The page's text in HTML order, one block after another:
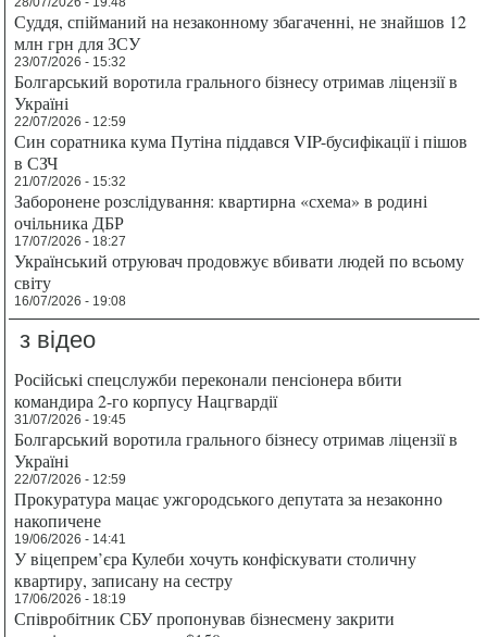
Суддя, спійманий на незаконному збагаченні, не знайшов 12
млн грн для ЗСУ
23/07/2026 - 15:32
Болгарський воротила грального бізнесу отримав ліцензії в
Україні
22/07/2026 - 12:59
Син соратника кума Путіна піддався VIP-бусифікації і пішов
в СЗЧ
21/07/2026 - 15:32
Заборонене розслідування: квартирна «схема» в родині
очільника ДБР
17/07/2026 - 18:27
Український отруювач продовжує вбивати людей по всьому
світу
16/07/2026 - 19:08
з відео
Російські спецслужби переконали пенсіонера вбити
командира 2-го корпусу Нацгвардії
31/07/2026 - 19:45
Болгарський воротила грального бізнесу отримав ліцензії в
Україні
22/07/2026 - 12:59
Прокуратура мацає ужгородського депутата за незаконно
накопичене
19/06/2026 - 14:41
У віцепрем’єра Кулеби хочуть конфіскувати столичну
квартиру, записану на сестру
17/06/2026 - 18:19
Співробітник СБУ пропонував бізнесмену закрити